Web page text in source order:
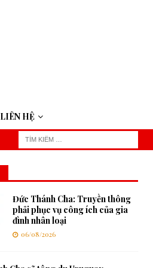
LIÊN HỆ
Đức Thánh Cha: Truyền thông
phải phục vụ công ích của gia
đình nhân loại
06/08/2026